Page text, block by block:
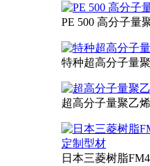
PE 500 高分子量
特种超高分子量
超高分子量聚乙
日本三菱树脂